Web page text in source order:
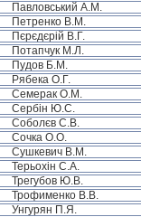
Павловський А.М.
Петренко В.М.
Пєрєдєрій В.Г.
Потапчук М.Л.
Пудов Б.М.
Рябека О.Г.
Семерак О.М.
Сербін Ю.С.
Соболєв С.В.
Сочка О.О.
Сушкевич В.М.
Терьохін С.А.
Трегубов Ю.В.
Трофименко В.В.
Унгурян П.Я.